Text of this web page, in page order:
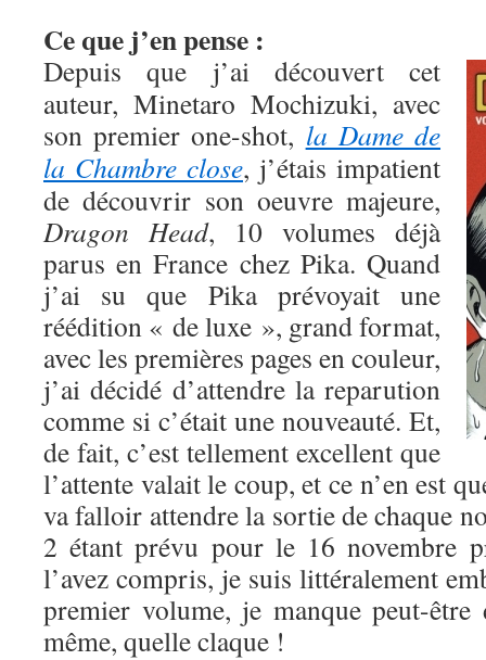
Ce que j’en pense :
Depuis que j’ai découvert cet
auteur, Minetaro Mochizuki, avec
son premier one-shot, la Dame de
la Chambre close, j’étais impatient
de découvrir son oeuvre majeure,
Dragon Head, 10 volumes déjà
parus en France chez Pika. Quand
j’ai su que Pika prévoyait une
réédition « de luxe », grand format,
avec les premières pages en couleur,
j’ai décidé d’attendre la reparution
comme si c’était une nouveauté. Et,
de fait, c’est tellement excellent que
l’attente valait le coup, et ce n’en est
va falloir attendre la sortie de chaque
2 étant prévu pour le 16 novembre
l’avez compris, je suis littéralement
premier volume, je manque peut-
même, quelle claque !